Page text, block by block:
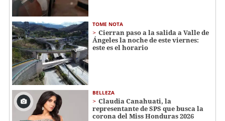
TOME NOTA
Cierran paso a la salida a Valle de
Ángeles la noche de este viernes:
este es el horario
BELLEZA
Claudia Canahuati, la
representante de SPS que busca la
corona del Miss Honduras 2026